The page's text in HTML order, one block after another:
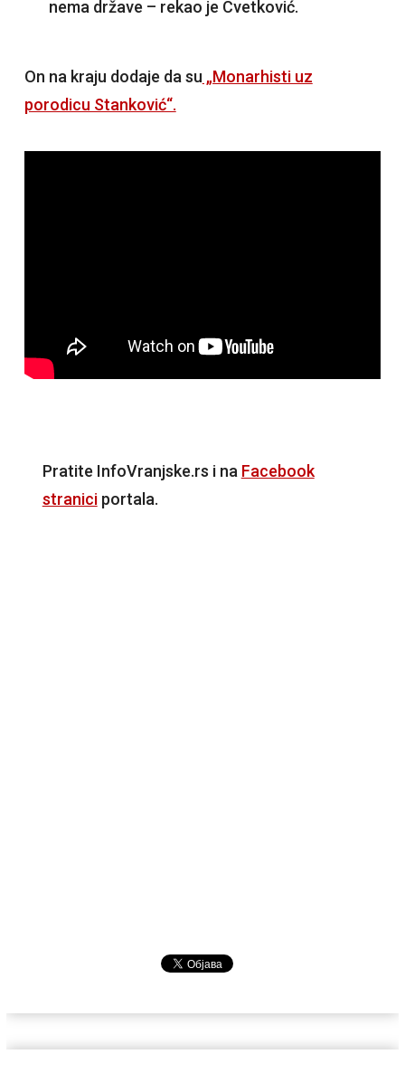
nema države – rekao je Cvetković.
On na kraju dodaje da su „Monarhisti uz
porodicu Stanković“.
Pratite InfoVranjske.rs i na Facebook
straniciportala.